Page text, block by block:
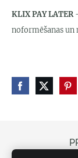
KLIX PAY LATER-
noformēšanas un